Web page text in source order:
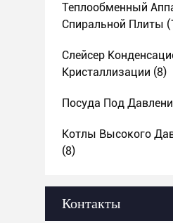
Теплообменный
Спиральной Плиты
Слейсер
Кристаллизации (8)
Посуда Под
Котлы Высокого
(8)
Контакты